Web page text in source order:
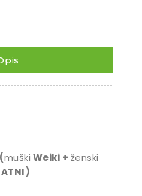
muški Weiki + ženski